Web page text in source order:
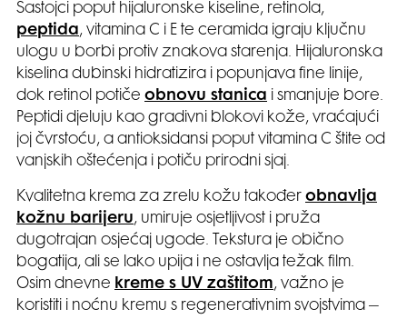
Sastojci poput hijaluronske kiseline, retinola,
peptida, vitamina C i E te ceramida igraju ključnu
ulogu u borbi protiv znakova starenja. Hijaluronska
kiselina dubinski hidratizira i popunjava fine linije,
dok retinol potiče obnovu stanica i smanjuje bore.
Peptidi djeluju kao gradivni blokovi kože, vraćajući
joj čvrstoću, a antioksidansi poput vitamina C štite od
vanjskih oštećenja i potiču prirodni sjaj.
Kvalitetna krema za zrelu kožu također obnavlja
kožnu barijeru, umiruje osjetljivost i pruža
dugotrajan osjećaj ugode. Tekstura je obično
bogatija, ali se lako upija i ne ostavlja težak film.
Osim dnevne kreme s UV zaštitom, važno je
koristiti i noćnu kremu s regenerativnim svojstvima –